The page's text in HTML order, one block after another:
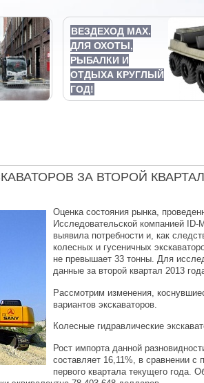
ВЕЗДЕХОД MAX.
ДЛЯ ОХОТЫ,
РЫБАЛКИ И
ОТДЫХА КРУГЛЫЙ
ГОД!
ЗА ВТОРОЙ КВАРТАЛ
Оценка состояния рынка,
Исследовательской компанией ID-
выявила потребности и, как
колесных и гусеничных
не превышает 33 тонны. Для
данные за второй квартал 2013
Рассмотрим изменения,
вариантов экскаваторов.
Колесные гидравлические
Рост импорта данной
составляет 16,11%, в сравнении с
первого квартала текущего года.